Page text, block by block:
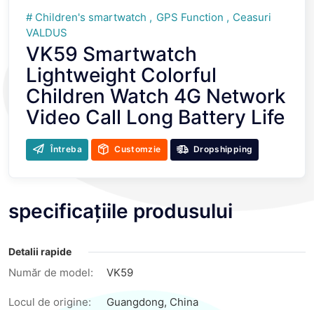
Children's smartwatch GPS Function
Ceasuri
VALDUS
VK59 Smartwatch
Lightweight Colorful
Children Watch 4G Network
Video Call Long Battery Life
Întreba Customzie Dropshipping
specificațiile produsului
Detalii rapide
Număr de model: VK59
Locul de origine: Guangdong, China